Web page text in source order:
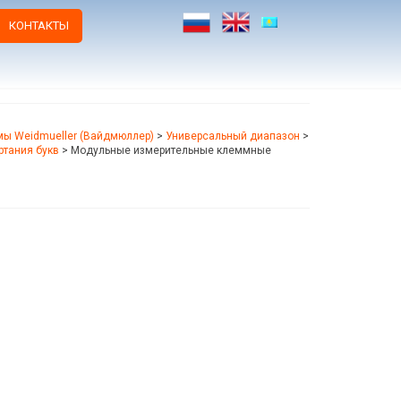
КОНТАКТЫ
Weidmueller (Вайдмюллер) > Универсальный диапазон >
букв > Модульные измерительные клеммные